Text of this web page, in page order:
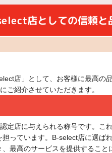
店としての信頼と
店」として、お客様に最高の
ご紹介させていただきます。
定店に与えられる称号です。こ
っています。B-select店に選ば
最高のサービスを提供すること